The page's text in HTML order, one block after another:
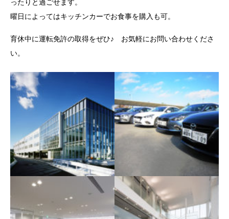
曜日によってはキッチンカーでお食事を購入も可。
育休中に運転免許の取得をぜひ♪ お気軽にお問い合わせくださ
い。